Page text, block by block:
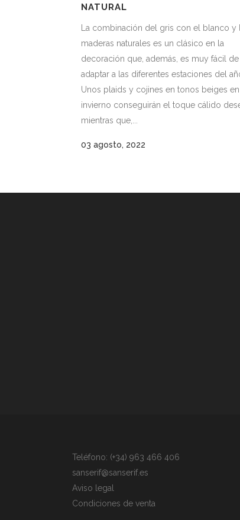
NATURAL
La combinación del gris con el blanco y
maderas naturales es un clásico en la
decoración que, además, es muy fácil de
adaptar a las diferentes estaciones del
Unos plaids y cojines en tonos beiges en
invierno conseguirán el toque cálido
mientras que,...
03 agosto, 2022
Teléfono: (+34) 963 466 406
sanserif@sanserif.es
Aviso legal
Condiciones de venta